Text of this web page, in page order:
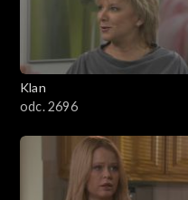
3901–4000
3801–3900
3701–3800
3601–3700
3501–3600
Klan
odc. 2696